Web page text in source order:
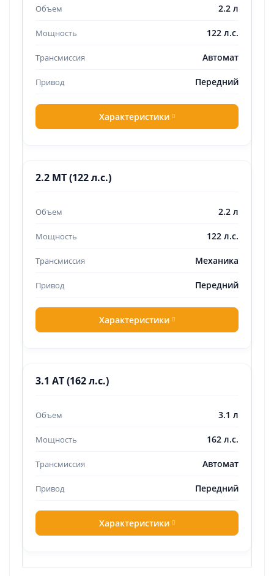
2.2 л
122 л.с.
Автомат
Передний
Характеристики
2.2 MT (122 л.с.)
2.2 л
122 л.с.
Механика
Передний
Характеристики
3.1 AT (162 л.с.)
3.1 л
162 л.с.
Автомат
Передний
Характеристики